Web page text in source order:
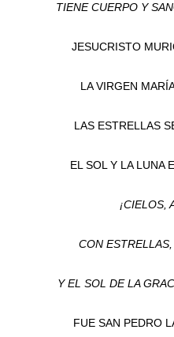
TIENE CUERPO Y
JESUCRISTO
LA VIRGEN
LAS ESTRELLAS
EL SOL Y LA LUNA
¡CIELOS,
CON
Y EL SOL DE LA
FUE SAN PEDRO